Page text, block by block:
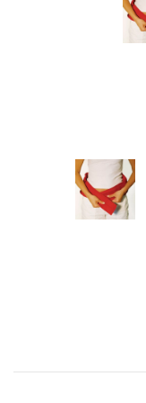
blåmärken,
2. Placera den i
1. Lämna aldrig
2.Om
att vetebältet kan